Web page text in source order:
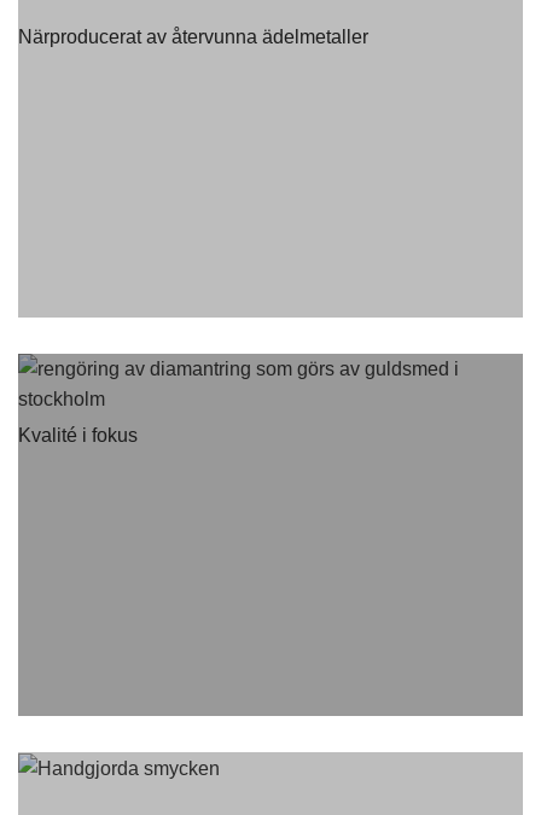
Närproducerat av återvunna ädelmetaller
Kvalité i fokus